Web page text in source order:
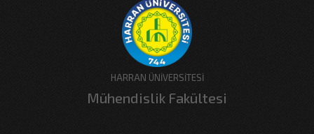
HARRAN ÜNİVERSİTESİ
Mühendislik Fakültesi